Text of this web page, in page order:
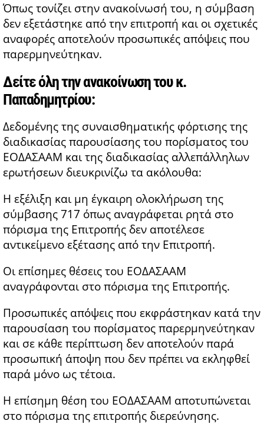
Όπως τονίζει στην ανακοίνωσή του, η σύμβαση
δεν εξετάστηκε από την επιτροπή και οι σχετικές
αναφορές αποτελούν προσωπικές απόψεις που
παρερμηνεύτηκαν.
Δείτε όλη την ανακοίνωση του κ.
Παπαδημητρίου:
Δεδομένης της συναισθηματικής φόρτισης της
διαδικασίας παρουσίασης του πορίσματος του
ΕΟΔΑΣΑΑΜ και της διαδικασίας αλλεπάλληλων
ερωτήσεων διευκρινίζω τα ακόλουθα:
Η εξέλιξη και μη έγκαιρη ολοκλήρωση της
σύμβασης 717 όπως αναγράφεται ρητά στο
πόρισμα της Επιτροπής δεν αποτέλεσε
αντικείμενο εξέτασης από την Επιτροπή.
Οι επίσημες θέσεις του ΕΟΔΑΣΑΑΜ
αναγράφονται στο πόρισμα της Επιτροπής.
Προσωπικές απόψεις που εκφράστηκαν κατά την
παρουσίαση του πορίσματος παρερμηνεύτηκαν
και σε κάθε περίπτωση δεν αποτελούν παρά
προσωπική άποψη που δεν πρέπει να εκληφθεί
παρά μόνο ως τέτοια.
Η επίσημη θέση του ΕΟΔΑΣΑΑΜ αποτυπώνεται
στο πόρισμα της επιτροπής διερεύνησης.